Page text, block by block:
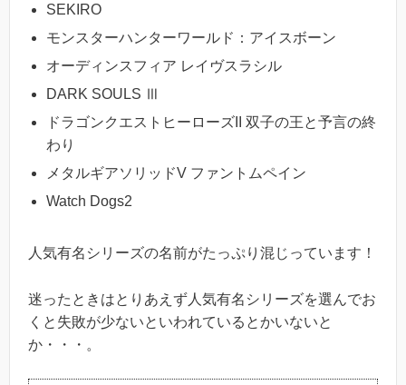
SEKIRO
モンスターハンターワールド：アイスボーン
オーディンスフィア レイヴスラシル
DARK SOULS Ⅲ
ドラゴンクエストヒーローズII 双子の王と予言の終
わり
メタルギアソリッドV ファントムペイン
Watch Dogs2
人気有名シリーズの名前がたっぷり混じっています！
迷ったときはとりあえず人気有名シリーズを選んでお
くと失敗が少ないといわれているとかいないと
か・・・。